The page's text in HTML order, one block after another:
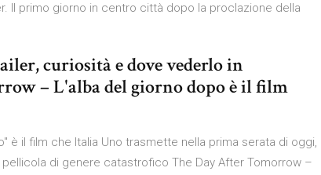
Il primo giorno in centro città dopo la proclazione della
curiosità e dove vederlo in
– L'alba del giorno dopo è il film
è il film che Italia Uno trasmette nella prima serata di oggi,
di genere catastrofico The Day After Tomorrow –